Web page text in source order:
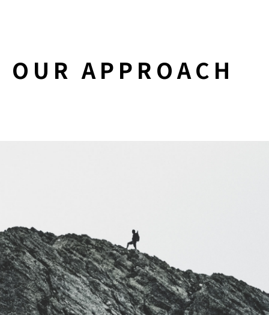
O U R AP P R OAC H